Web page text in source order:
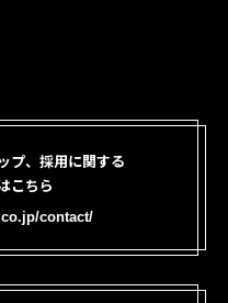
プ、採用に関する
こちら
contact/